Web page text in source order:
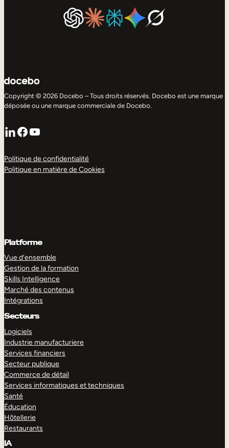
Copyright © 2026 Docebo – Tous droits réservés. Docebo est une marque
déposée ou une marque commerciale de Docebo.
LinkedIn
Facebook
YouTube
Politique de confidentialité
Politique en matière de Cookies
Platforme
Vue d’ensemble
Gestion de la formation
Skills Intelligence
Marché des contenus
Intégrations
Secteurs
Logiciels
Industrie manufacturiere
Services financiers
Secteur publique
Commerce de détail
Services informatiques et techniques
Santé
Éducation
Hôtellerie
Restaurants
IA